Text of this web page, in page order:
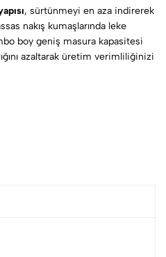
, sürtünmeyi en aza indirerek
nakış kumaşlarında leke
boy geniş masura kapasitesi
azaltarak üretim verimliliğinizi